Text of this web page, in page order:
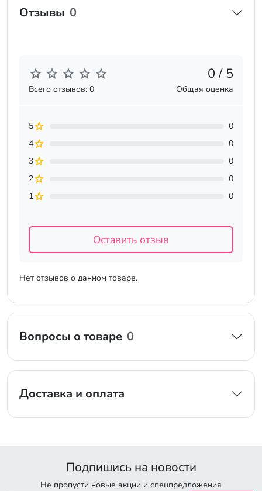
Отзывы 0
Нет отзывов о данном товаре.
0 / 5
Всего отзывов: 0 Общая оценка
5
0
4
0
3
0
2
0
1
0
Оставить отзыв
Вопросы о товаре 0
Доставка и оплата
Подпишись на новости
Не пропусти новые акции и спецпредложения